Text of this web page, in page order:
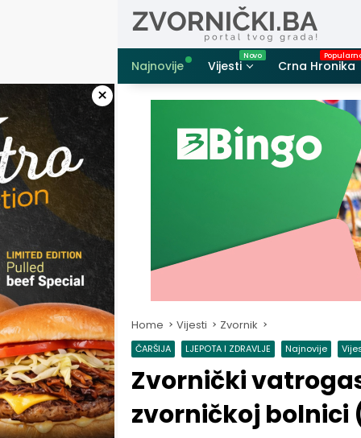
Najnovije
Vijesti Crna Hronika
×
Home Vijesti Zvornik
ČARŠIJA LJEPOTA I ZDRAVLJE Najnovije
Zvornički
zvorničkoj bolnici